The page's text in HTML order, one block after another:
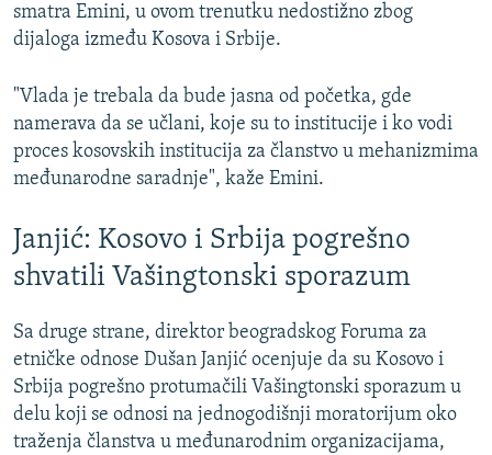
smatra Emini, u ovom trenutku nedostižno zbog
dijaloga između Kosova i Srbije.
"Vlada je trebala da bude jasna od početka, gde
namerava da se učlani, koje su to institucije i ko vodi
proces kosovskih institucija za članstvo u mehanizmima
međunarodne saradnje", kaže Emini.
Janjić: Kosovo i Srbija pogrešno
shvatili Vašingtonski sporazum
Sa druge strane, direktor beogradskog Foruma za
etničke odnose Dušan Janjić ocenjuje da su Kosovo i
Srbija pogrešno protumačili Vašingtonski sporazum u
delu koji se odnosi na jednogodišnji moratorijum oko
traženja članstva u međunarodnim organizacijama,